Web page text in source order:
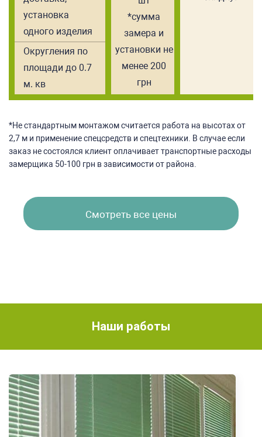
установка
одного изделия
*сумма
замера и
установки не
менее 200
грн
Округления по
площади до 0.7
м. кв
*Не стандартным монтажом считается работа на высотах от
2,7 м и применение спецсредств и спецтехники. В случае если
заказ не состоялся клиент оплачивает транспортные расходы
замерщика 50-100 грн в зависимости от района.
Смотреть все цены
Наши работы